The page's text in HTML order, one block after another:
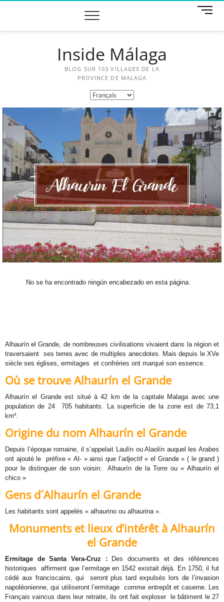
M
Inside Málaga
BLOG SUR 103 VILLAGES DE LA
PROVINCE DE MALAGA
No se ha encontrado ningún encabezado en esta página.
Alhaurín el Grande, de nombreuses civilisations vivaient dans la région et
traversaient ses terres avec de multiples anecdotes. Mais depuis le XVe
siècle ses églises, ermitages et confréries ont marqué son essence.
Où se trouve Alhaurín el Grande
Alhaurín el Grande est situé à 42 km de la capitale Malaga avec une
population de 24 705 habitants. La superficie de la zone est de 73,1
km².
Origine du nom Alhaurín el Grande
Depuis l’époque romaine, il s’appelait Laulín ou Alaolín auquel les Arabes
ont ajouté le préfixe « Al- » ainsi que l’adjectif « el Grande » ( le grand )
pour le distinguer de son voisin: Alhaurín de la Torre ou « Alhaurín el
chico »
Gens d´Alhaurín el Grande
Les habitants sont appelés « alhaurino ou alhaurina ».
Monuments et lieux d’intérêt à Alhaurín
el Grande
Ermitage de Santa Vera-Cruz :
Des documents et des références
historiques affirment que l’ermitage en 1542 existait déjà. En 1750, il fut
cédé aux franciscains, qui seront plus tard expulsés lors de l’invasion
napoléonienne, qui utiliseront l’ermitage comme entrepôt et caserne. Les
Français vaincus dans leur retraite, ils ont fait exploser le bâtiment le 27